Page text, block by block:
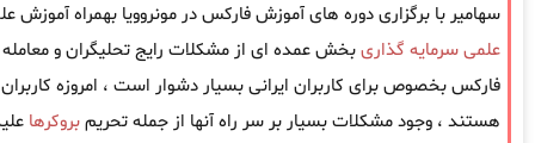
سهامیر با برگزاری دوره های آموزش فارکس در مونروویا بهمراه آموزش
علمی سرمایه گذاریبخش عمده ای از مشکلات رایج تحلیگران و
فارکس بخصوص برای کاربران ایرانی بسیار دشوار است ، امروزه کاربران
هستند ، وجود مشکلات بسیار بر سر راه آنها از جمله تحریمبروکرها